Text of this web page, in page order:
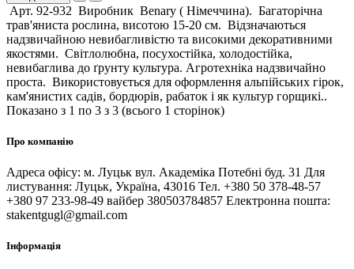
Арт. 92-932 Виробник Benary ( Німеччина). Багаторічна
трав'яниста рослина, висотою 15-20 см. Відзначаються
надзвичайною невибагливістю та високими декоративними
якостями. Світлолюбна, посухостійка, холодостійка,
невибаглива до ґрунту культура. Агротехніка надзвичайно
проста. Використовується для оформлення альпійських гірок,
кам'янистих садів, бордюрів, рабаток і як культур горщикі..
Показано з 1 по 3 з 3 (всього 1 сторінок)
Про компанію
Адреса офісу: м. Луцьк вул. Академіка Потебні буд. 31 Для
листування: Луцьк, Україна, 43016 Тел. +380 50 378-48-57
+380 97 233-98-49 вайбер 380503784857 Електронна пошта:
stakentgugl@gmail.com
Інформація